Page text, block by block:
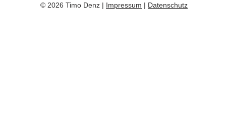
© 2026 Timo Denz | Impressum | Datenschutz